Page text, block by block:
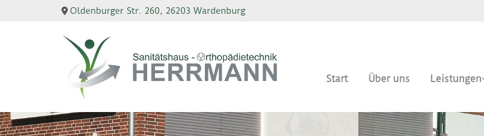
Zum Inhalt springen
 Oldenburger Str. 260, 26203 Wardenburg
Start Über uns Leistungen